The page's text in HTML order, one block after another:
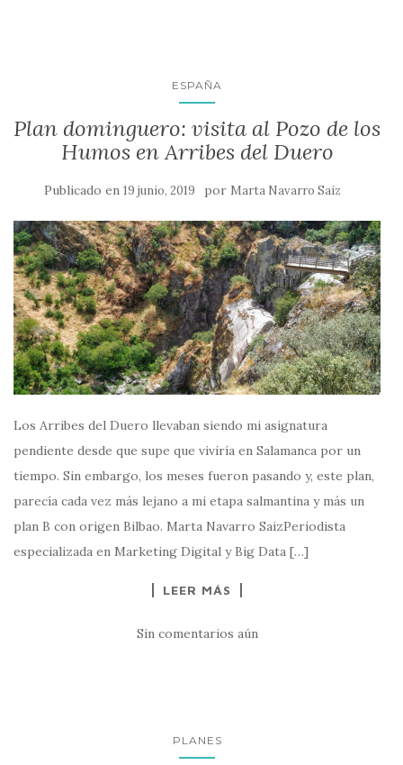
ESPAÑA
Plan dominguero: visita al Pozo de los
Humos en Arribes del Duero
Publicado en 19 junio, 2019 por Marta Navarro Saiz
Los Arribes del Duero llevaban siendo mi asignatura
pendiente desde que supe que viviría en Salamanca por un
tiempo. Sin embargo, los meses fueron pasando y, este plan,
parecía cada vez más lejano a mi etapa salmantina y más un
plan B con origen Bilbao. Marta Navarro SaizPeriodista
especializada en Marketing Digital y Big Data […]
LEER MÁS
Sin comentarios aún
PLANES